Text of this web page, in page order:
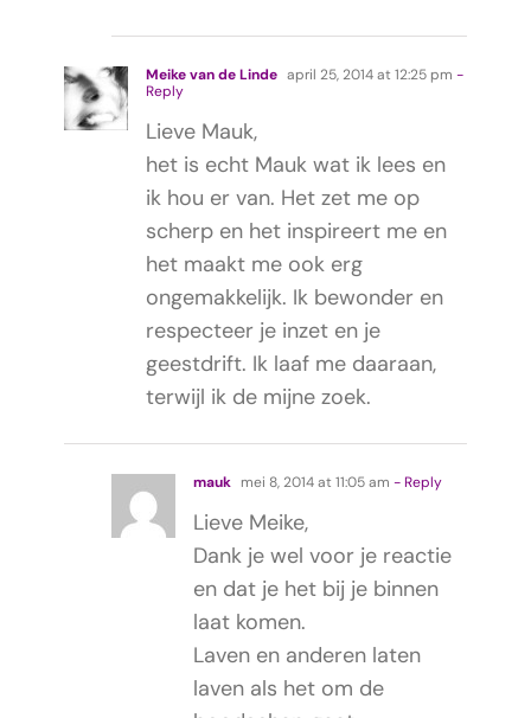
Meike van de Linde april 25, 2014 at 12:25 pm -
Reply
Lieve Mauk,
het is echt Mauk wat ik lees en
ik hou er van. Het zet me op
scherp en het inspireert me en
het maakt me ook erg
ongemakkelijk. Ik bewonder en
respecteer je inzet en je
geestdrift. Ik laaf me daaraan,
terwijl ik de mijne zoek.
mauk mei 8, 2014 at 11:05 am - Reply
Lieve Meike,
Dank je wel voor je reactie
en dat je het bij je binnen
laat komen.
Laven en anderen laten
laven als het om de